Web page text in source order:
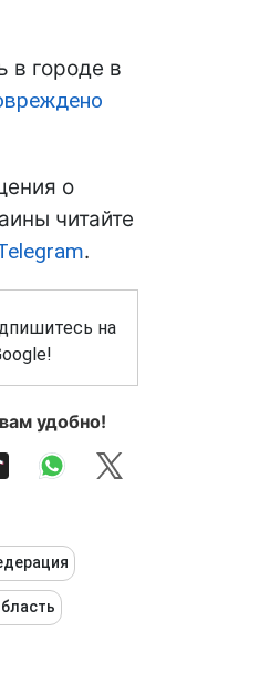
в городе в
о
читайте
.
на
удобно!